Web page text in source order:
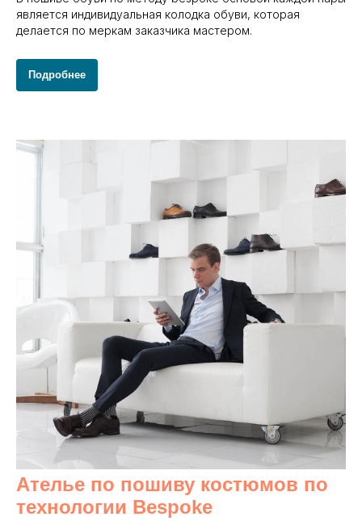
является индивидуальная колодка обуви, которая
делается по меркам заказчика мастером.
Подробнее
Ателье по пошиву костюмов по
технологии Bespoke